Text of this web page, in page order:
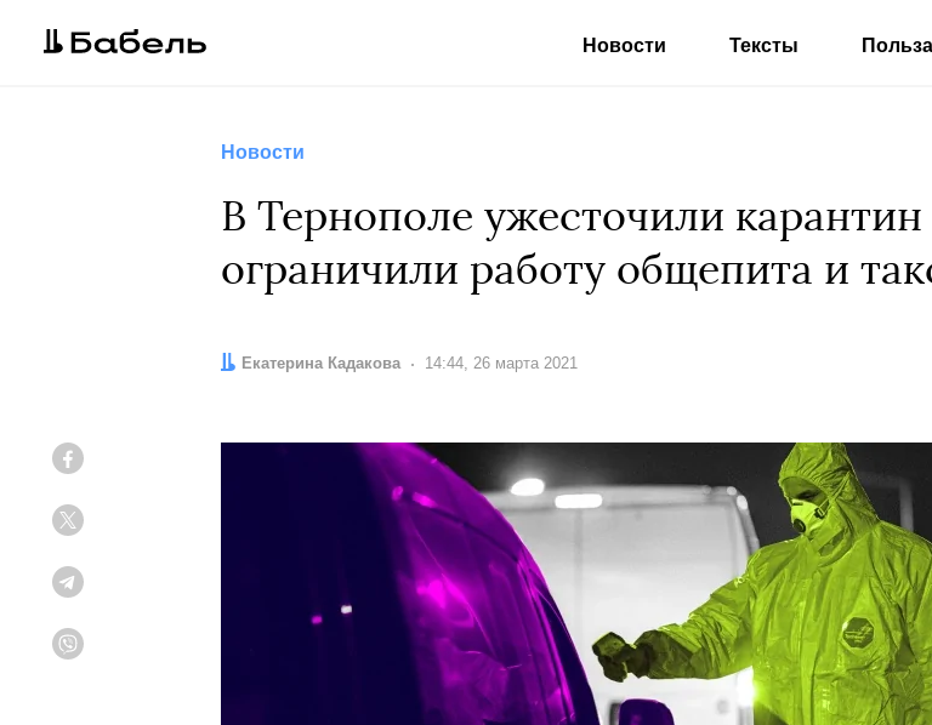
Новости Тексты Польза
Новости
В Тернополе ужесточили карантин
ограничили работу общепита и
Автор:
Екатерина Кадакова Дата:
14:44, 26 марта 2021